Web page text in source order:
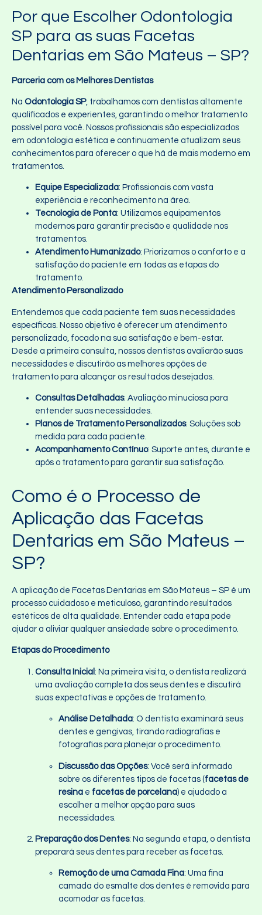
Por que Escolher Odontologia
SP para as suas Facetas
Dentarias em São Mateus – SP?
Parceria com os Melhores Dentistas
Na Odontologia SP, trabalhamos com dentistas altamente
qualificados e experientes, garantindo o melhor tratamento
possível para você. Nossos profissionais são especializados
em odontologia estética e continuamente atualizam seus
conhecimentos para oferecer o que há de mais moderno em
tratamentos.
Equipe Especializada: Profissionais com vasta
experiência e reconhecimento na área.
Tecnologia de Ponta: Utilizamos equipamentos
modernos para garantir precisão e qualidade nos
tratamentos.
Atendimento Humanizado: Priorizamos o conforto e a
satisfação do paciente em todas as etapas do
tratamento.
Atendimento Personalizado
Entendemos que cada paciente tem suas necessidades
específicas. Nosso objetivo é oferecer um atendimento
personalizado, focado na sua satisfação e bem-estar.
Desde a primeira consulta, nossos dentistas avaliarão suas
necessidades e discutirão as melhores opções de
tratamento para alcançar os resultados desejados.
Consultas Detalhadas: Avaliação minuciosa para
entender suas necessidades.
Planos de Tratamento Personalizados: Soluções sob
medida para cada paciente.
Acompanhamento Contínuo: Suporte antes, durante e
após o tratamento para garantir sua satisfação.
Como é o Processo de
Aplicação das Facetas
Dentarias em São Mateus –
SP?
A aplicação de Facetas Dentarias em São Mateus – SP é um
processo cuidadoso e meticuloso, garantindo resultados
estéticos de alta qualidade. Entender cada etapa pode
ajudar a aliviar qualquer ansiedade sobre o procedimento.
Etapas do Procedimento
Consulta Inicial : Na primeira visita, o dentista realizará
uma avaliação completa dos seus dentes e discutirá
suas expectativas e opções de tratamento.
Análise Detalhada: O dentista examinará seus
dentes e gengivas, tirando radiografias e
fotografias para planejar o procedimento.
Discussão das Opções: Você será informado
sobre os diferentes tipos de facetas (facetas de
resina e facetas de porcelana) e ajudado a
escolher a melhor opção para suas
necessidades.
Preparação dos Dentes: Na segunda etapa, o dentista
preparará seus dentes para receber as facetas.
Remoção de uma Camada Fina: Uma fina
camada do esmalte dos dentes é removida para
acomodar as facetas.